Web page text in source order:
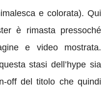
e colorata). Qui
è rimasta pressoché
e video mostrata.
stasi dell’hype sia
off del titolo che quindi